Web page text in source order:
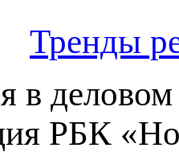
Тренды
в
РБК